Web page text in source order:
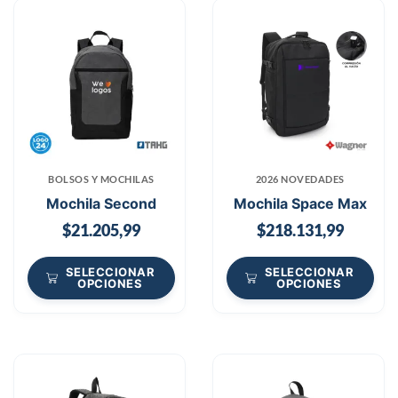
BOLSOS Y MOCHILAS
Mochila Second
$21.205,99
SELECCIONAR
OPCIONES
2026 NOVEDADES
Mochila Space Max
$218.131,99
SELECCIONAR
OPCIONES